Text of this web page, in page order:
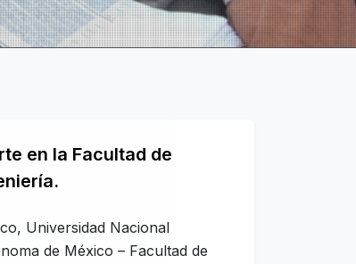
en la Facultad de
Universidad Nacional
de México – Facultad de